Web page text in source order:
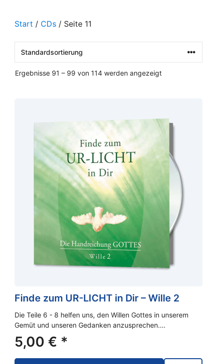
Start / CDs / Seite 11
Ergebnisse 91 – 99 von 114 werden angezeigt
Finde zum UR-LICHT in Dir – Wille 2
Die Teile 6 - 8 helfen uns, den Willen Gottes in unserem
Gemüt und unseren Gedanken anzusprechen.…
5,00 € *